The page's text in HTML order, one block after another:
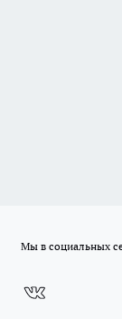
Мы в социальных